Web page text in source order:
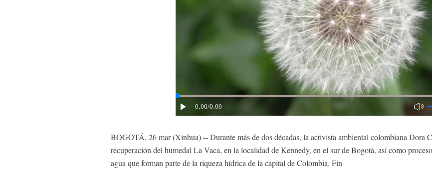
0:00/0:00
BOGOTÁ, 26 mar (Xinhua) -- Durante más de dos décadas, la activista ambiental colombiana Dora
recuperación del humedal La Vaca, en la localidad de Kennedy, en el sur de Bogotá, así como
agua que forman parte de la riqueza hídrica de la capital de Colombia. Fin